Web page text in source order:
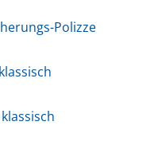
Polizze